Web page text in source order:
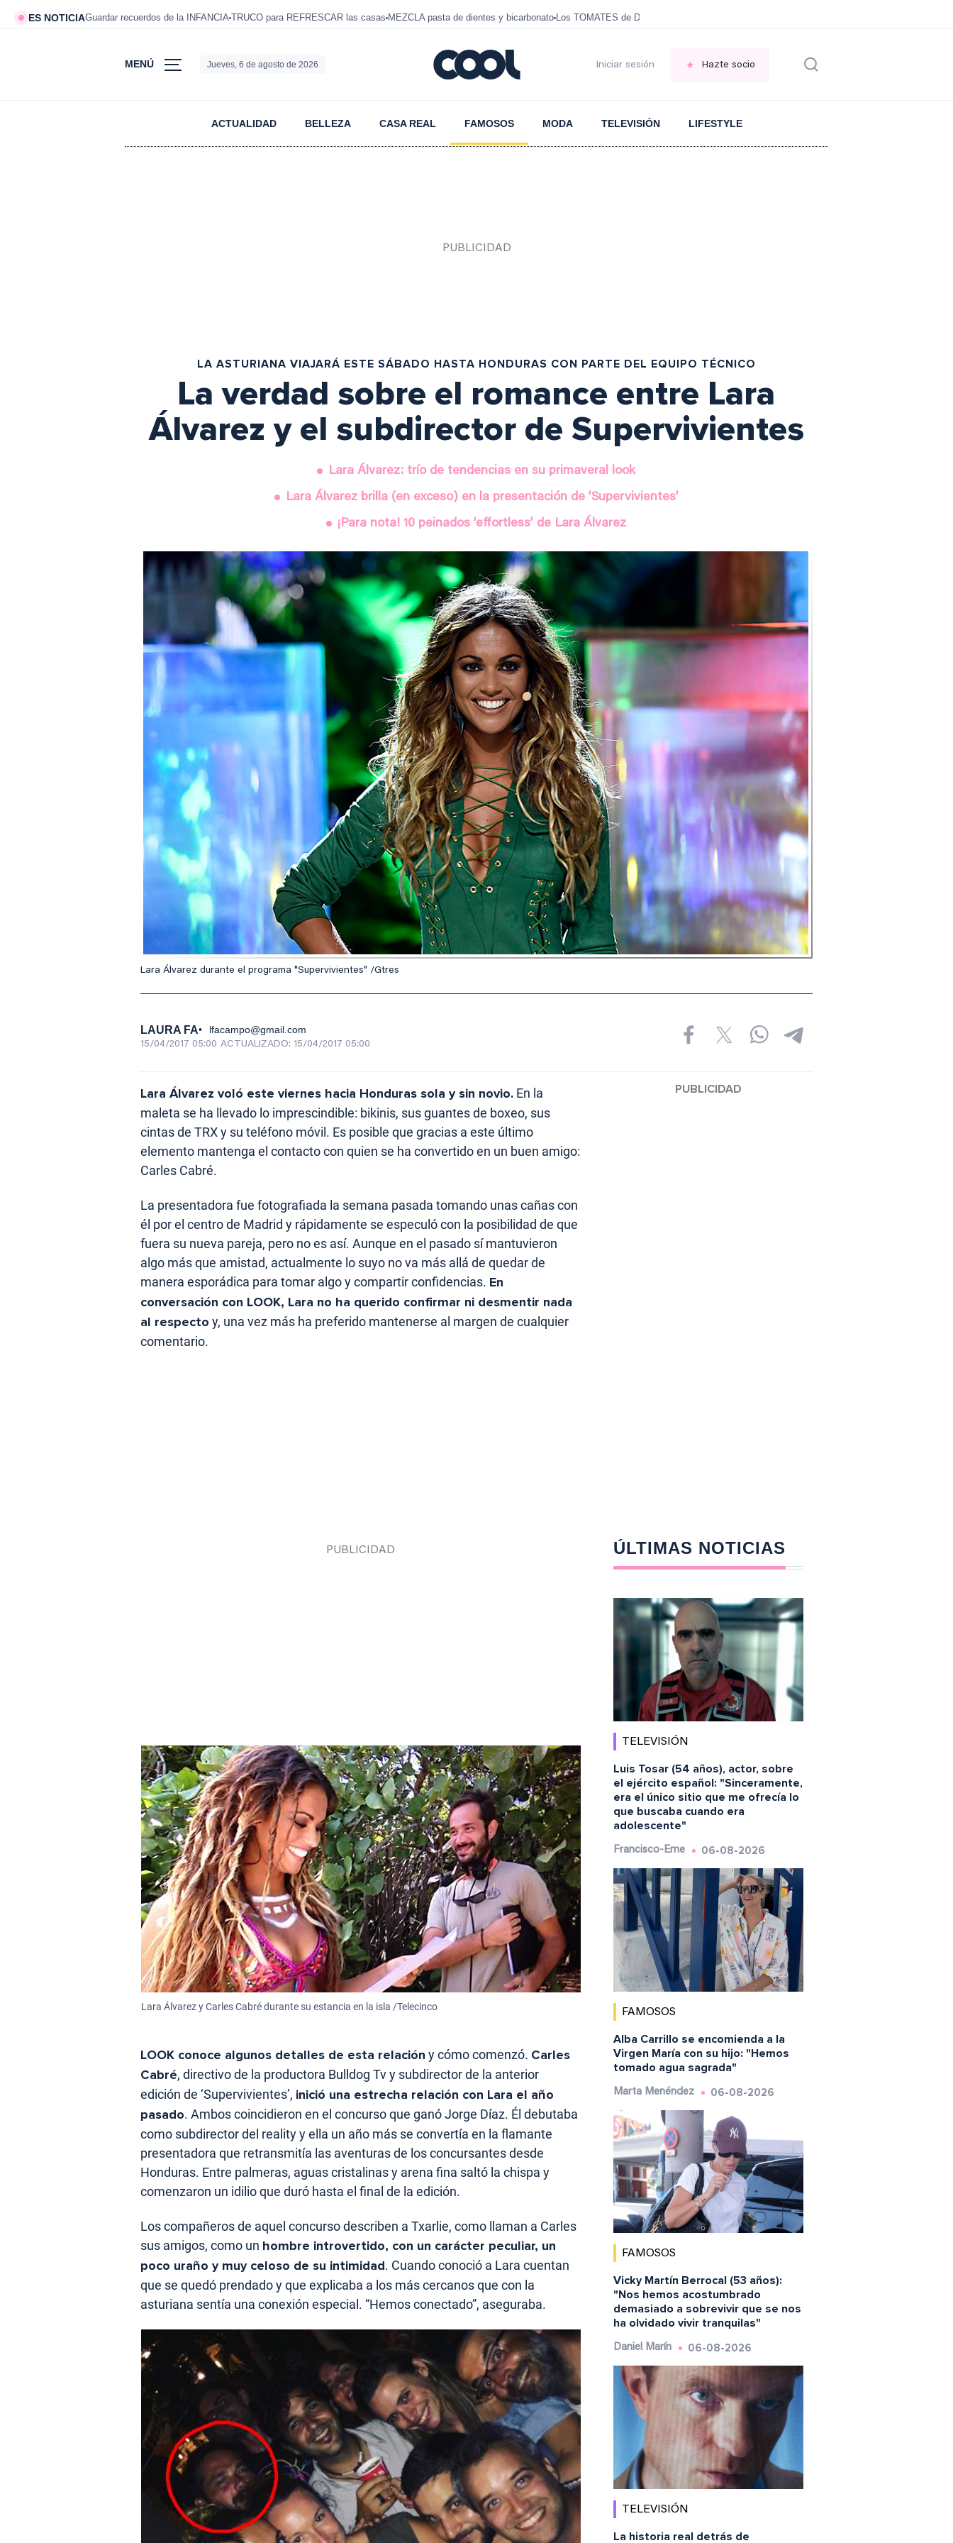
ES NOTICIAGuardar recuerdos de la INFANCIA TRUCO para REFRESCAR las casas MEZCLA pasta de dientes y bicarbonato Los TOMATES de Dani García
MENÚ Jueves, 6 de agosto de 2026 Iniciar sesión Hazte socio
ACTUALIDAD BELLEZA CASA REAL FAMOSOS MODA TELEVISIÓN LIFESTYLE
LA ASTURIANA VIAJARÁ ESTE SÁBADO HASTA HONDURAS CON PARTE DEL EQUIPO TÉCNICO
La verdad sobre el romance entre Lara
Álvarez y el subdirector de Supervivientes
Lara Álvarez: trío de tendencias en su primaveral look
Lara Álvarez brilla (en exceso) en la presentación de ‘Supervivientes’
¡Para nota! 10 peinados ‘effortless’ de Lara Álvarez
Lara Álvarez durante el programa "Supervivientes" /Gtres
LAURA FA lfacampo@gmail.com
15/04/2017 05:00 ACTUALIZADO: 15/04/2017 05:00
Lara Álvarez voló este viernes hacia Honduras sola y sin novio. En la
maleta se ha llevado lo imprescindible: bikinis, sus guantes de boxeo, sus
cintas de TRX y su teléfono móvil. Es posible que gracias a este último
elemento mantenga el contacto con quien se ha convertido en un buen amigo:
Carles Cabré.
La presentadora fue fotografiada la semana pasada tomando unas cañas con
él por el centro de Madrid y rápidamente se especuló con la posibilidad de que
fuera su nueva pareja, pero no es así. Aunque en el pasado sí mantuvieron
algo más que amistad, actualmente lo suyo no va más allá de quedar de
manera esporádica para tomar algo y compartir confidencias. En
conversación con LOOK, Lara no ha querido confirmar ni desmentir nada
al respecto y, una vez más ha preferido mantenerse al margen de cualquier
comentario.
Lara Álvarez y Carles Cabré durante su estancia en la isla /Telecinco
LOOK conoce algunos detalles de esta relación y cómo comenzó. Carles
Cabré, directivo de la productora Bulldog Tv y subdirector de la anterior
edición de ‘Supervivientes’, inició una estrecha relación con Lara el año
pasado. Ambos coincidieron en el concurso que ganó Jorge Díaz. Él debutaba
como subdirector del reality y ella un año más se convertía en la flamante
presentadora que retransmitía las aventuras de los concursantes desde
Honduras. Entre palmeras, aguas cristalinas y arena fina saltó la chispa y
comenzaron un idilio que duró hasta el final de la edición.
Los compañeros de aquel concurso describen a Txarlie, como llaman a Carles
sus amigos, como un hombre introvertido, con un carácter peculiar, un
poco uraño y muy celoso de su intimidad. Cuando conoció a Lara cuentan
que se quedó prendado y que explicaba a los más cercanos que con la
asturiana sentía una conexión especial. “Hemos conectado”, aseguraba.
ÚLTIMAS NOTICIAS
TELEVISIÓN
Luis Tosar (54 años), actor, sobre
el ejército español: "Sinceramente,
era el único sitio que me ofrecía lo
que buscaba cuando era
adolescente"
Francisco-Eme 06-08-2026
FAMOSOS
Alba Carrillo se encomienda a la
Virgen María con su hijo: "Hemos
tomado agua sagrada"
Marta Menéndez 06-08-2026
FAMOSOS
Vicky Martín Berrocal (53 años):
"Nos hemos acostumbrado
demasiado a sobrevivir que se nos
ha olvidado vivir tranquilas"
Daniel Marín 06-08-2026
TELEVISIÓN
La historia real detrás de